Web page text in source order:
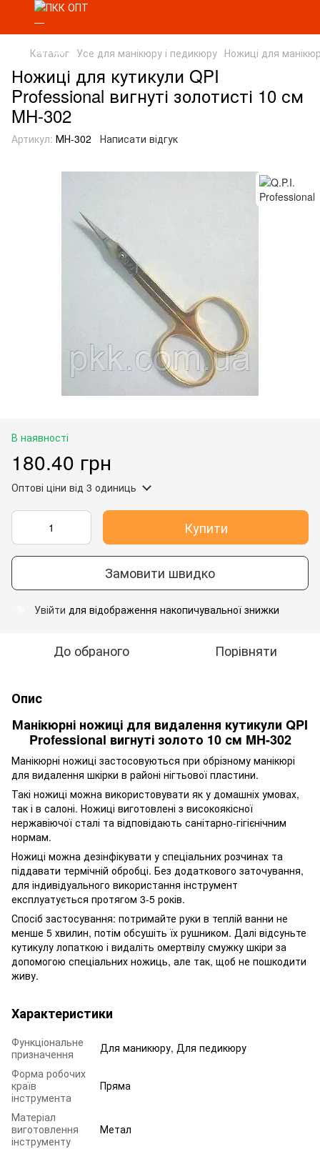
Каталог Усе для манікюру і педикюру Ножиці для
Ножиці для кутикули QPI
Professional вигнуті золотисті 10 см
MH-302
Артикул: МН-302 Написати відгук
В наявності
180.40 грн
Оптові ціни від 3 одиниць
Купити
Замовити швидко
Увійти для відображення накопичувальної знижки
До обраного Порівняти
Опис
Манікюрні ножиці для видалення кутикули QPI
Professional вигнуті золото 10 см MH-302
Манікюрні ножиці застосовуються при обрізному манікюрі
для видалення шкірки в районі нігтьової пластини.
Такі ножиці можна використовувати як у домашніх умовах,
так і в салоні. Ножиці виготовлені з високоякісної
нержавіючої сталі та відповідають санітарно-гігієнічним
нормам.
Ножиці можна дезінфікувати у спеціальних розчинах та
піддавати термічній обробці. Без додаткового заточування,
для індивідуального використання інструмент
експлуатується протягом 3-5 років.
Спосіб застосування: потримайте руки в теплій ванни не
менше 5 хвилин, потім обсушіть їх рушником. Далі відсуньте
кутикулу лопаткою і видаліть омертвілу смужку шкіри за
допомогою спеціальних ножиць, але так, щоб не пошкодити
живу.
Характеристики
Функціональне
призначення
Для маникюру, Для педикюру
Форма робочих
країв
інструмента
Пряма
Матеріал
виготовлення
інструменту
Метал